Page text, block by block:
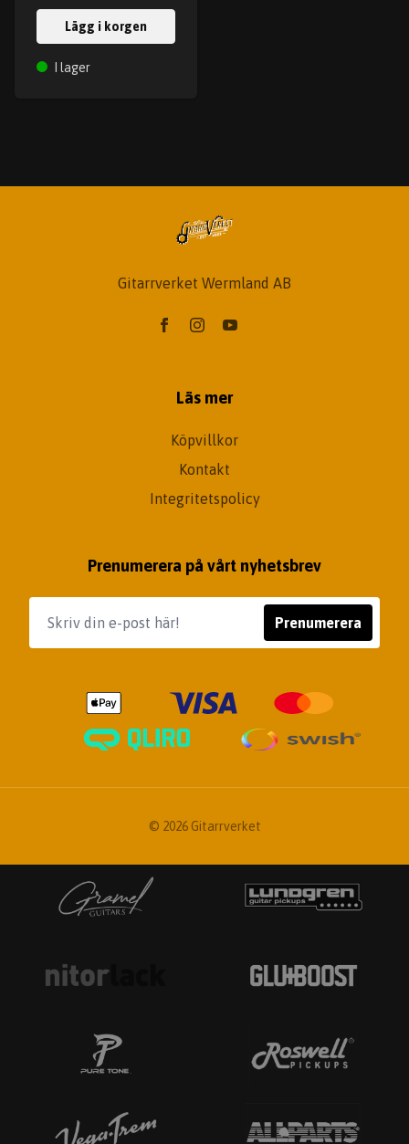
Lägg i korgen
I lager
Gitarrverket Wermland AB
Läs mer
Köpvillkor
Kontakt
Integritetspolicy
Prenumerera på vårt nyhetsbrev
Prenumerera
© 2026 Gitarrverket